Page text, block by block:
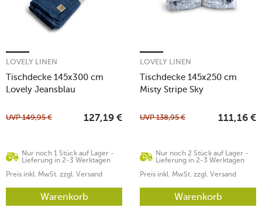
Tischdecke 145x300 cm
Lovely Jeansblau
LOVELY LINEN
Nur noch 1 Stück auf Lager -
Lieferung in 2-3 Werktagen
UVP149,95 € 127,19 €
Preis inkl. MwSt. zzgl. Versand
Warenkorb
Tischdecke 145x250 cm
Misty Stripe Sky
LOVELY LINEN
Nur noch 2 Stück auf Lager -
Lieferung in 2-3 Werktagen
UVP138,95 € 111,16 €
Preis inkl. MwSt. zzgl. Versand
Warenkorb